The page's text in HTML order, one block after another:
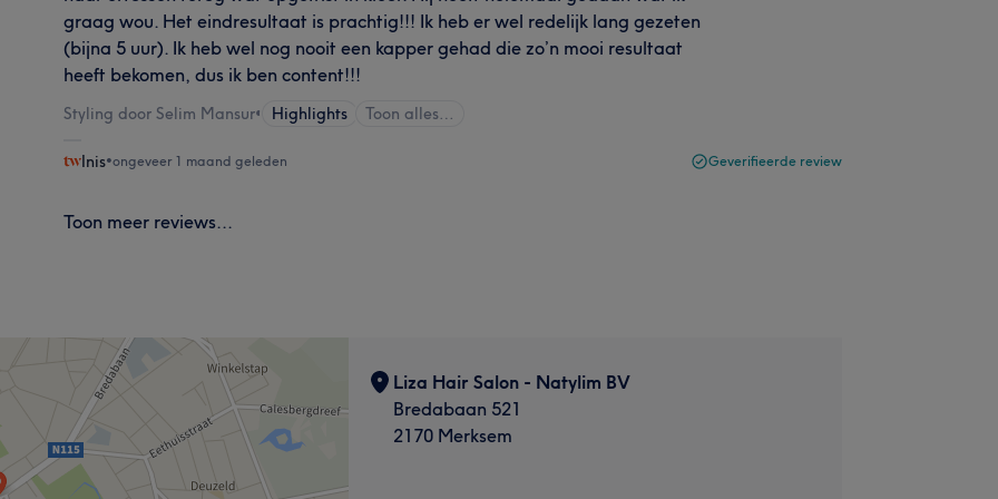
graag wou. Het eindresultaat is prachtig!!! Ik heb er wel redelijk lang gezeten
(bijna 5 uur). Ik heb wel nog nooit een kapper gehad die zo’n mooi resultaat
heeft bekomen, dus ik ben content!!!
Styling door Selim Mansur• Highlights Toon alles…
Inis•ongeveer 1 maand geleden Geverifieerde review
Toon meer reviews...
Liza Hair Salon - Natylim BV
Bredabaan 521
2170 Merksem